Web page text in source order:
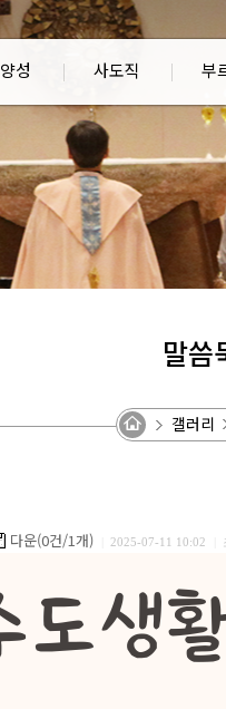
양성 사도직 부
말씀
갤러리
다운(0건/1개) 2025-07-11 10:02